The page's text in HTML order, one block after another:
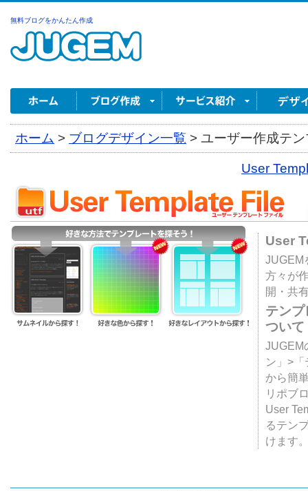
無料ブログをかんたん作成
ホーム > ブログデザイン一覧 > ユーザー作成テ
User
User
JUGEM
方々が
開・共
テン
ついて
JUGEM
ン」>
から簡
リポブ
User
るテン
けます